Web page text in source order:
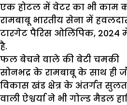
एक होटल में वेटर का भी काम
रामबाबू भारतीय सेना में
टारगेट पैरिस ओलिंपिक, 2024
है.
फल बेचने वाले की बेटी चमकी
सोनभद्र के रामबाबू के साथ ही
विकास खंड क्षेत्र के अंतर्गत
वाली ऐश्वर्या ने भी गोल्ड मैडल